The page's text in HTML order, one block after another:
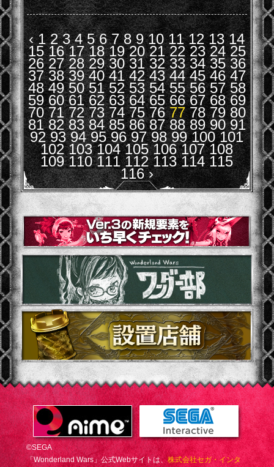
‹ 1 2 3 4 5 6 7 8 9 10 11 12 13 14
15 16 17 18 19 20 21 22 23 24 25
26 27 28 29 30 31 32 33 34 35 36
37 38 39 40 41 42 43 44 45 46 47
48 49 50 51 52 53 54 55 56 57 58
59 60 61 62 63 64 65 66 67 68 69
70 71 72 73 74 75 76 77 78 79 80
81 82 83 84 85 86 87 88 89 90 91
92 93 94 95 96 97 98 99 100 101
102 103 104 105 106 107 108
109 110 111 112 113 114 115
116 ›
©SEGA
「Wonderland Wars」公式Webサイトは、株式会社セガ・インタ